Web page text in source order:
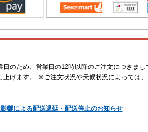
日のため、営業日の12時以降のご注文につきま
上げます。 ※ご注文状況や天候状況によっては
響による配送遅延・配送停止のお知らせ